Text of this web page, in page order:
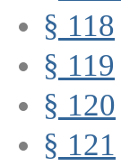
§ 118
§ 119
§ 120
§ 121